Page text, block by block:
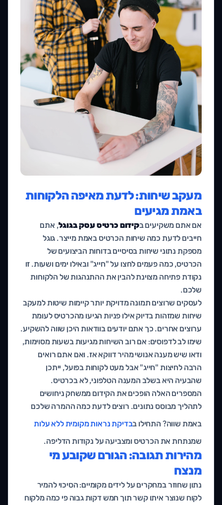
מעקב שיחות: לדעת מאיפה הלקוחות
באמת מגיעים
אם אתם משקיעים בקידום כרטיס עסק בגוגל, אתם
חייבים לדעת כמה שיחות הכרטיס באמת מייצר. גוגל
מספקת נתוני שיחות בסיסיים בדוחות הביצועים של
הכרטיס, כמה פעמים לחצו על "חייג" ובאילו ימים ושעות. זו
נקודת פתיחה מצוינת להבין את ההתנהגות של הלקוחות
שלכם.
לעסקים שרוצים תמונה מדויקת יותר קיימות שיטות למעקב
שיחות שמזהות בדיוק אילו פניות הגיעו מהכרטיס לעומת
ערוצים אחרים. כך אתם יודעים בוודאות היכן שווה להשקיע.
שימו לב לדפוסים: אם רוב השיחות מגיעות בשעות מסוימות,
ודאו שיש מענה אנושי מהיר דווקא אז. ואם אתם רואים
הרבה לחיצות "חייג" אבל מעט לקוחות בפועל, ייתכן
שהבעיה היא בשלב המענה הטלפוני, לא בכרטיס.
המספרים האלה הופכים את הקידום ממשחק ניחושים
לתהליך מבוסס נתונים. רוצים לדעת כמה ההמרה שלכם
באמת שווה? התחילו בבדיקת נראות מקומית ללא עלות
שמנתחת את הכרטיס ומצביעה על נקודות הדליפה.
מהירות תגובה: הגורם שקובע מי
מנצח
נתון שחוזר במחקרים על לידים מקומיים: הסיכוי להמיר
לקוח שנוצר איתו קשר תוך חמש דקות גבוה פי כמה מלקוח